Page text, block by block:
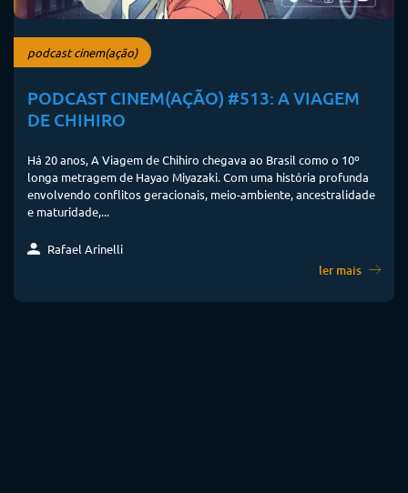
podcast cinem(ação)
PODCAST CINEM(AÇÃO) #513: A VIAGEM
DE CHIHIRO
Há 20 anos, A Viagem de Chihiro chegava ao Brasil como o 10º
longa metragem de Hayao Miyazaki. Com uma história profunda
envolvendo conflitos geracionais, meio-ambiente, ancestralidade
e maturidade,...
Rafael Arinelli
ler mais